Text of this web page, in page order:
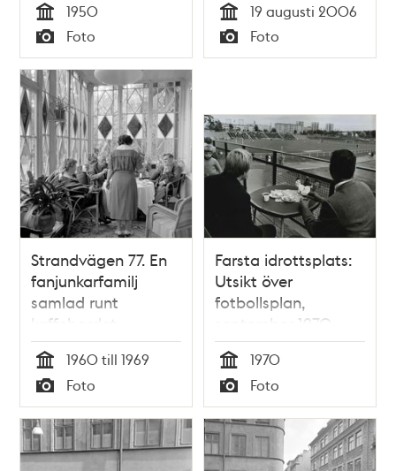
Tid
1950
Typ
Foto Tid
19 augusti 2006
Typ
Foto
Strandvägen 77. En
fanjunkarfamilj
samlad runt
kaffebordet.
(Nuvarande Dag
Hammarskjölds Väg)
Tid
1960 till 1969
Typ
Foto
Farsta idrottsplats:
Utsikt över
fotbollsplan,
september 1970
Tid
1970
Typ
Foto